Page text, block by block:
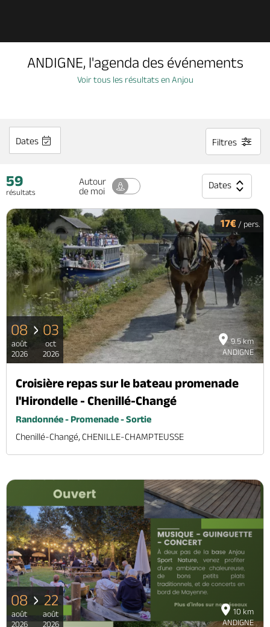
À voir, à faire
Dormir, manger
Séjours, cadeaux
Billetterie en ligne
Brochures & Cartes Offices de tourisme Comment venir ? Ecrivez-nous
ANDIGNE, l'agenda des événements
Voir tous les résultats en Anjou
Dates Filtres
59
résultats
Autour
de moi
Dates
9.5 km
ANDIGNE
17€ / pers.
08
août
2026
03
oct
2026
Croisière repas sur le bateau promenade
l'Hirondelle - Chenillé-Changé
Randonnée - Promenade - Sortie
Chenillé-Changé, CHENILLE-CHAMPTEUSSE
10 km
ANDIGNE
08
août
2026
22
août
2026